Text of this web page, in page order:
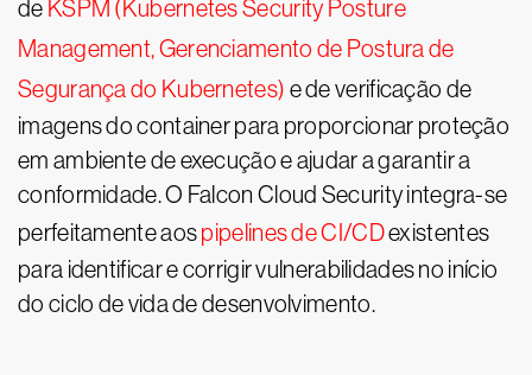
de KSPM (Kubernetes Security Posture
Management, Gerenciamento de Postura de
Segurança do Kubernetes) e de verificação de
imagens do container para proporcionar proteção
em ambiente de execução e ajudar a garantir a
conformidade. O Falcon Cloud Security integra-se
perfeitamente aospipelines de CI/CDexistentes
para identificar e corrigir vulnerabilidades no início
do ciclo de vida de desenvolvimento.